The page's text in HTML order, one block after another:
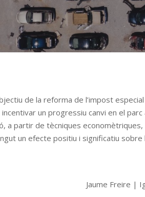
de la reforma de l’impost
un progressiu canvi en el
a partir de tècniques
un efecte positiu i significatiu
Jaume Freire |